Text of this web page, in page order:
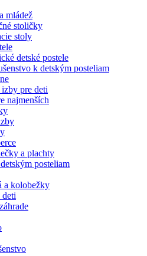
mládež
stoličky
stoly
detské postele
k detským posteliam
pre deti
najmenších
a plachty
posteliam
a kolobežky